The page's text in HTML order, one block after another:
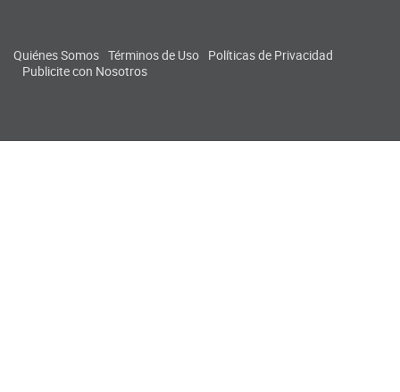
Quiénes Somos Términos de Uso Políticas de Privacidad
Publicite con Nosotros